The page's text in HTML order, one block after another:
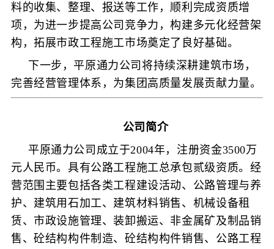
料的收集、整理、报送等工作，顺利完成资质增
项，为进一步提高公司竞争力，构建多元化经营架
构，拓展市政工程施工市场奠定了良好基础。
下一步，平原通力公司将持续深耕建筑市场，
完善经营管理体系，为集团高质量发展贡献力量。
公司简介
平原通力公司成立于2004年，注册资金3500万
元人民币。具有公路工程施工总承包贰级资质。经
营范围主要包括各类工程建设活动、公路管理与养
护、建筑用石加工、建筑材料销售、机械设备租
赁、市政设施管理、装卸搬运、非金属矿及制品销
售、砼结构构件制造、砼结构构件销售、公路工程